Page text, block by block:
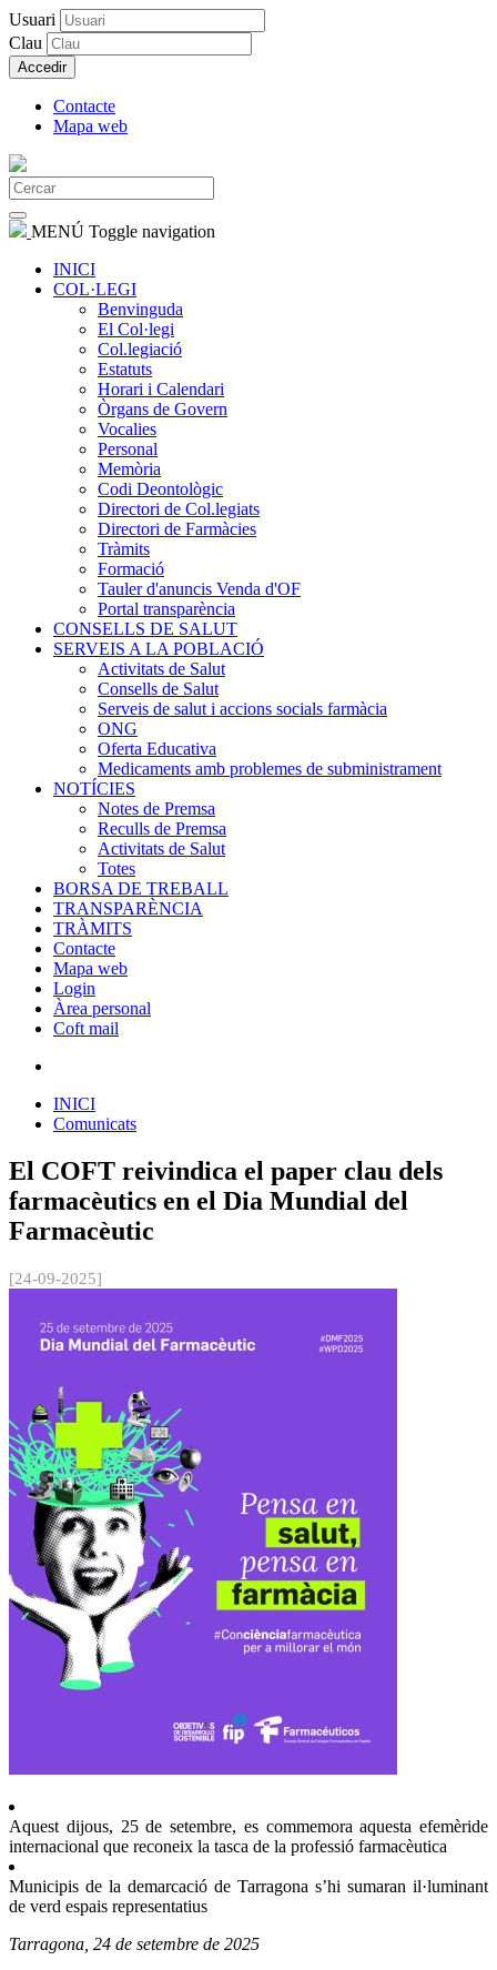
Usuari
Clau
Accedir
Contacte
Mapa web
MENÚ Toggle navigation
INICI
COL·LEGI
Benvinguda
El Col·legi
Col.legiació
Estatuts
Horari i Calendari
Òrgans de Govern
Vocalies
Personal
Memòria
Codi Deontològic
Directori de Col.legiats
Directori de Farmàcies
Tràmits
Formació
Tauler d'anuncis Venda d'OF
Portal transparència
CONSELLS DE SALUT
SERVEIS A LA POBLACIÓ
Activitats de Salut
Consells de Salut
Serveis de salut i accions socials farmàcia
ONG
Oferta Educativa
Medicaments amb problemes de subministrament
NOTÍCIES
Notes de Premsa
Reculls de Premsa
Activitats de Salut
Totes
BORSA DE TREBALL
TRANSPARÈNCIA
TRÀMITS
Contacte
Mapa web
Login
Àrea personal
Coft mail
INICI
Comunicats
El COFT reivindica el paper clau dels
farmacèutics en el Dia Mundial del
Farmacèutic
[24-09-2025]
Aquest dijous, 25 de setembre, es commemora aquesta efemèride
internacional que reconeix la tasca de la professió farmacèutica
Municipis de la demarcació de Tarragona s’hi sumaran il·luminant
de verd espais representatius
Tarragona, 24 de setembre de 2025